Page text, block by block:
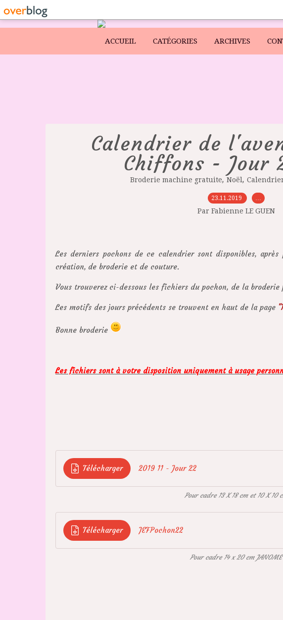
ACCUEIL CATÉGORIES ARCHIVES
Calendrier de
Chiffons - Jour
Broderie machine gratuite, Noël,
23.11.2019 …
Par Fabienne LE GUEN
Les derniers pochons de ce calendrier sont disponibles,
création, de broderie et de couture.
Vous trouverez ci-dessous les fichiers du pochon, de la broderie
Les motifs des jours précédents se trouvent en haut de la page
Bonne broderie
Les fichiers sont à votre disposition uniquement à usage
Télécharger 2019 11 - Jour 22
Pour cadre 13 X 18 cm et 10 X 10
Télécharger JEFPochon22
Pour cadre 14 x 20 cm JANOME